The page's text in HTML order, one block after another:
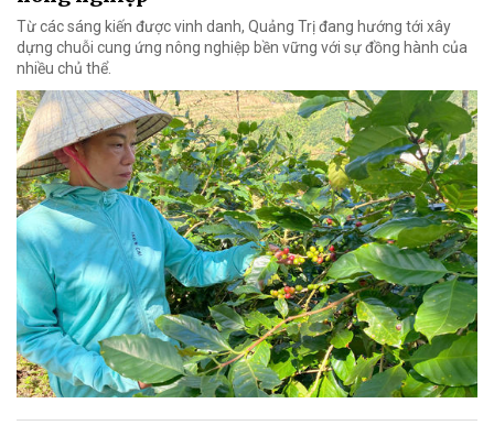
Từ các sáng kiến được vinh danh, Quảng Trị đang hướng tới xây
dựng chuỗi cung ứng nông nghiệp bền vững với sự đồng hành của
nhiều chủ thể.